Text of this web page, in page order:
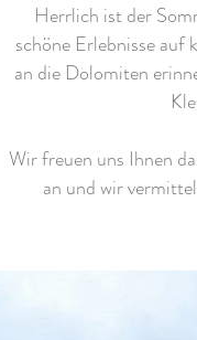
Herrlich ist der
schöne Erlebnisse auf
an die Dolomiten
Wir freuen uns Ihnen
an und wir